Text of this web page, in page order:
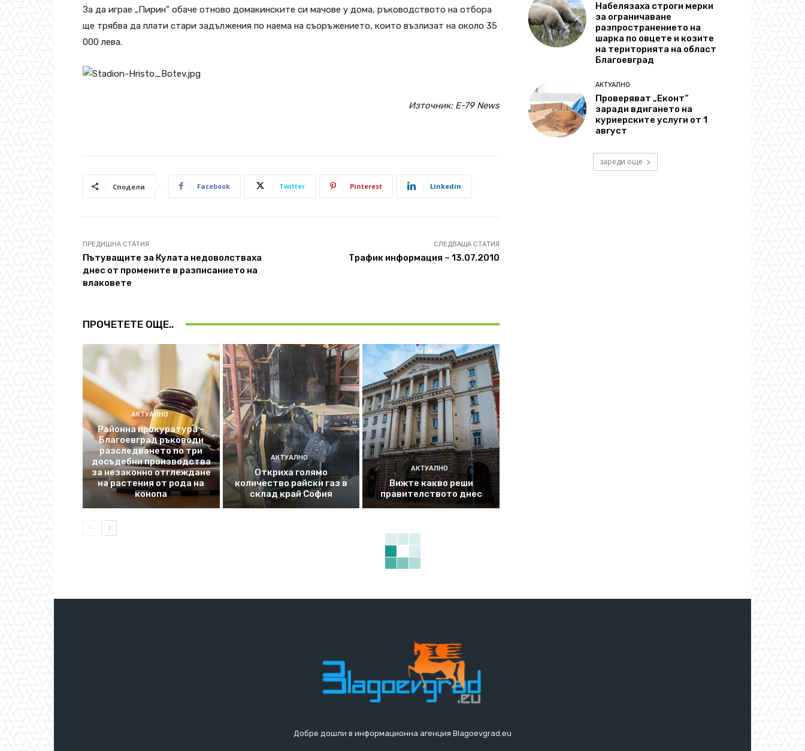
За да играе „Пирин” обаче отново домакинските си мачове у дома, ръководството на отбора
ще трябва да плати стари задължения по наема на съоръжението, които възлизат на около 35
000 лева.
Източник: Е-79 News
Сподели Facebook Twitter Pinterest Linkedin
ПРЕДИШНА СТАТИЯ
Пътуващите за Кулата недоволстваха
днес от промените в разписанието на
влаковете
СЛЕДВАЩА СТАТИЯ
Трафик информация – 13.07.2010
ПРОЧЕТЕТЕ ОЩЕ..
АКТУАЛНО
Районна прокуратура –
Благоевград ръководи
разследването по три
досъдебни производства
за незаконно отглеждане
на растения от рода на
конопа
АКТУАЛНО
Откриха голямо
количество райски газ в
склад край София
АКТУАЛНО
Вижте какво реши
правителството днес
Набелязаха строги мерки
за ограничаване
разпространението на
шарка по овцете и козите
на територията на област
Благоевград
АКТУАЛНО
Проверяват „Еконт“
заради вдигането на
куриерските услуги от 1
август
зареди още
Добре дошли в информационна агенция Blagoevgrad.eu